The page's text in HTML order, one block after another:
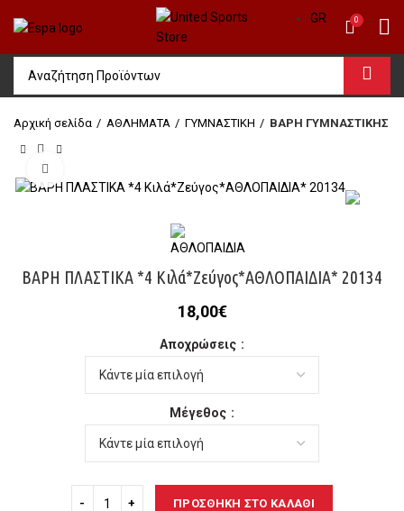
GR 0
Αρχική σελίδα ΑΘΛΗΜΑΤΑ ΓΥΜΝΑΣΤΙΚΗ ΒΑΡΗ ΓΥΜΝΑΣΤΙΚΗΣ
ΒΑΡΗ ΠΛΑΣΤΙΚΑ *4 Κιλά*Ζεύγος*ΑΘΛΟΠΑΙΔΙΑ* 20134
18,00€
Αποχρώσεις
Μέγεθος
ΠΡΟΣΘΉΚΗ ΣΤΟ ΚΑΛΆΘΙ